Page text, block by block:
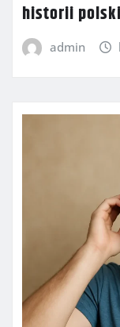
historii
admin